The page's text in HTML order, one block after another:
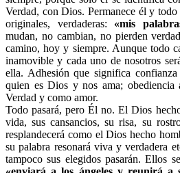
Verdad, con Dios. Permanece él y
originales, verdaderas: «mis
mudan, no cambian, no pierden
camino, hoy y siempre. Aunque todo
inamovible y cada uno de nosotros
ella. Adhesión que significa
quien es Dios y nos ama; obediencia
Verdad y como amor.
Todo pasará, pero Él no. El Dios
vida, sus cansancios, su risa, su
resplandecerá como el Dios hecho
su palabra resonará viva y verdadera
tampoco sus elegidos pasarán. Ellos